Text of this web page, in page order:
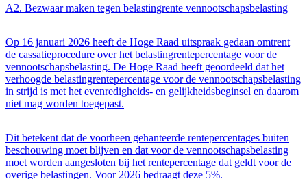
A2. Bezwaar maken tegen belastingrente vennootschapsbelasting
Op 16 januari 2026 heeft de Hoge Raad uitspraak gedaan omtrent
de cassatieprocedure over het belastingrentepercentage voor de
vennootschapsbelasting. De Hoge Raad heeft geoordeeld dat het
verhoogde belastingrentepercentage voor de vennootschapsbelasting
in strijd is met het evenredigheids- en gelijkheidsbeginsel en daarom
niet mag worden toegepast.
Dit betekent dat de voorheen gehanteerde rentepercentages buiten
beschouwing moet blijven en dat voor de vennootschapsbelasting
moet worden aangesloten bij het rentepercentage dat geldt voor de
overige belastingen. Voor 2026 bedraagt deze 5%.